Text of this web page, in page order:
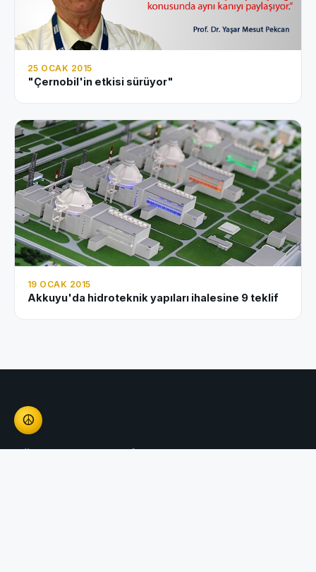
25 OCAK 2015
"Çernobil'in etkisi sürüyor"
19 OCAK 2015
Akkuyu'da hidroteknik yapıları ihalesine 9 teklif
☮
Nükleer Karşıtı Platform